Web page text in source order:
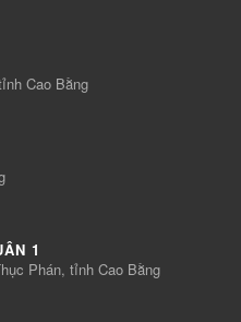
Cao Bằng
1
Phán, tỉnh Cao Bằng